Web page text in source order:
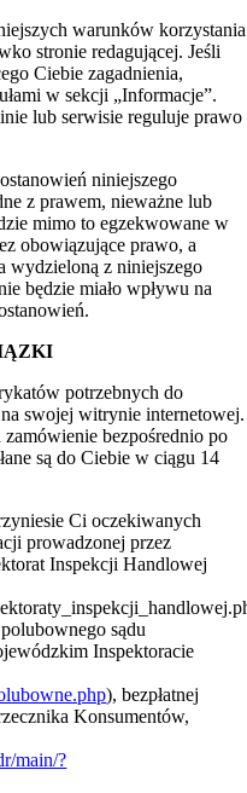
warunków korzystania
stronie redagującej. Jeśli
Ciebie zagadnienia,
w sekcji „Informacje”.
lub serwisie reguluje prawo
niniejszego
z prawem, nieważne lub
mimo to egzekwowane w
obowiązujące prawo, a
wydzieloną z niniejszego
będzie miało wpływu na
potrzebnych do
swojej witrynie internetowej.
bezpośrednio po
są do Ciebie w ciągu 14
Ci oczekiwanych
prowadzonej przez
Inspekcji Handlowej
sądu
Inspektoracie
), bezpłatnej
Konsumentów,
main/?